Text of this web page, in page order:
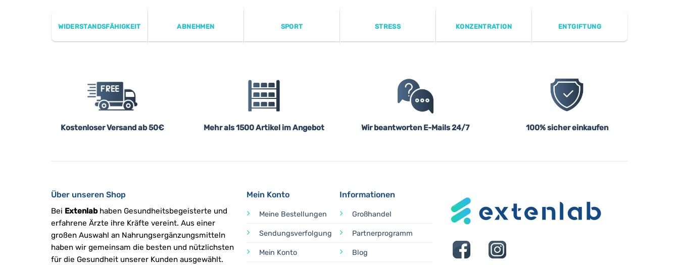
WIDERSTANDSFÄHIGKEIT ABNEHMEN SPORT STRESS KONZENTRATION ENTGIFTUNG
Kostenloser Versand ab 50€ Mehr als 1500 Artikel im Angebot Wir beantworten E-Mails 24/7 100% sicher einkaufen
Über unseren Shop
Bei Extenlabhaben Gesundheitsbegeisterte und
erfahrene Ärzte ihre Kräfte vereint. Aus einer
großen Auswahl an Nahrungsergänzungsmitteln
haben wir gemeinsam die besten und nützlichsten
für die Gesundheit unserer Kunden ausgewählt.
Mein Konto
Meine Bestellungen
Sendungsverfolgung
Mein Konto
Informationen
Großhandel
Partnerprogramm
Blog